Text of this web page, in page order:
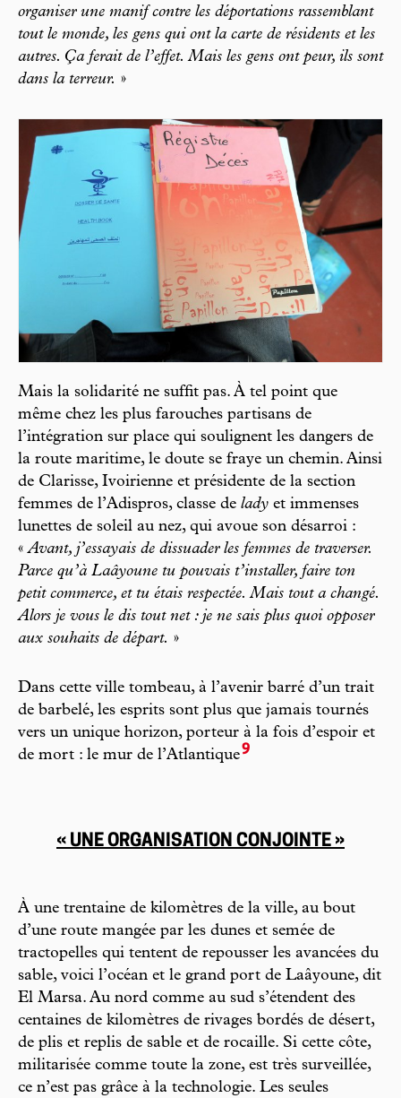
organiser une manif contre les déportations rassemblant
tout le monde, les gens qui ont la carte de résidents et les
autres. Ça ferait de l’effet. Mais les gens ont peur, ils sont
dans la terreur. »
Mais la solidarité ne suffit pas. À tel point que
même chez les plus farouches partisans de
l’intégration sur place qui soulignent les dangers de
la route maritime, le doute se fraye un chemin. Ainsi
de Clarisse, Ivoirienne et présidente de la section
femmes de l’Adispros, classe de lady et immenses
lunettes de soleil au nez, qui avoue son désarroi :
«Avant, j’essayais de dissuader les femmes de traverser.
Parce qu’à Laâyoune tu pouvais t’installer, faire ton
petit commerce, et tu étais respectée. Mais tout a changé.
Alors je vous le dis tout net : je ne sais plus quoi opposer
aux souhaits de départ. »
Dans cette ville tombeau, à l’avenir barré d’un trait
de barbelé, les esprits sont plus que jamais tournés
vers un unique horizon, porteur à la fois d’espoir et
de mort : le mur de l’Atlantique9
« UNE ORGANISATION CONJOINTE »
À une trentaine de kilomètres de la ville, au bout
d’une route mangée par les dunes et semée de
tractopelles qui tentent de repousser les avancées du
sable, voici l’océan et le grand port de Laâyoune, dit
El Marsa. Au nord comme au sud s’étendent des
centaines de kilomètres de rivages bordés de désert,
de plis et replis de sable et de rocaille. Si cette côte,
militarisée comme toute la zone, est très surveillée,
ce n’est pas grâce à la technologie. Les seules